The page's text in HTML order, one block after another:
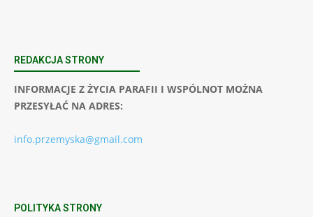
REDAKCJA STRONY
INFORMACJE Z ŻYCIA PARAFII I WSPÓLNOT MOŻNA
PRZESYŁAĆ NA ADRES:
info.przemyska@gmail.com
POLITYKA STRONY